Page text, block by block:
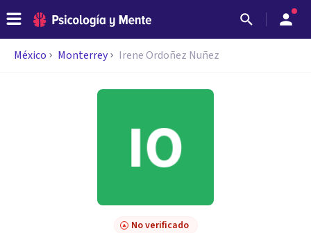
México Monterrey Irene Ordoñez Nuñez
No verificado